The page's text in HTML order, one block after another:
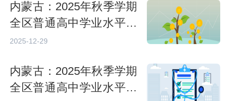
内蒙古：2025年秋季学期
全区普通高中学业水平合
格性考试考生考试规则
2025-12-29
内蒙古：2025年秋季学期
全区普通高中学业水平合